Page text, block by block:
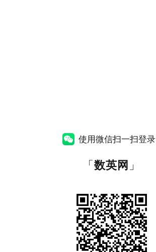
使用微信扫一扫登录
「数英网 」